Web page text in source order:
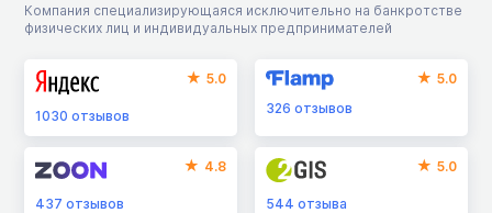
Компания специализирующаяся исключительно на банкротстве
физических лиц и индивидуальных предпринимателей
5.0
1030 отзывов
5.0
326отзывов
4.8
437 отзывов
5.0
544отзыва